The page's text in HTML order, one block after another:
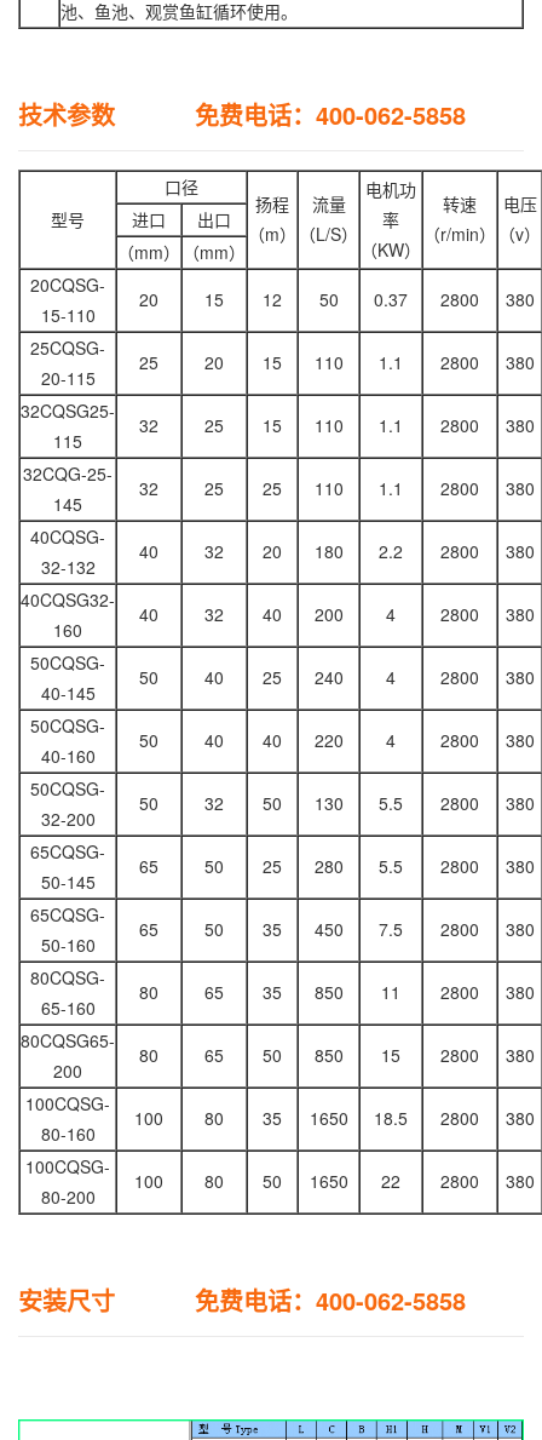
池、鱼池、观赏鱼缸循环使用。
技术参数 免费电话：400-062-5858
型号
口径
扬程
（m）
流量
（L/S）
电机功
率
（KW）
转速
（r/min）
电压
（v）
进口
出口
（mm）
（mm）
20CQSG-
15-110
20 15 12 50 0.37 2800
380
25CQSG-
20-115
25 20 15 110 1.1 2800
380
32CQSG25-
115
32 25 15 110 1.1 2800
380
32CQG-25-
145
32 25 25 110 1.1 2800
380
40CQSG-
32-132
40 32 20 180 2.2 2800
380
40CQSG32-
160
40 32 40 200 4 2800
380
50CQSG-
40-145
50 40 25 240 4 2800
380
50CQSG-
40-160
50 40 40 220 4 2800
380
50CQSG-
32-200
50 32 50 130 5.5 2800
380
65CQSG-
50-145
65 50 25 280 5.5 2800
380
65CQSG-
50-160
65 50 35 450 7.5 2800
380
80CQSG-
65-160
80 65 35 850 11 2800
380
80CQSG65-
200
80 65 50 850 15 2800
380
100CQSG-
80-160
100 80 35 1650 18.5 2800
380
100CQSG-
80-200
100 80 50 1650 22 2800 380
安装尺寸 免费电话：400-062-5858